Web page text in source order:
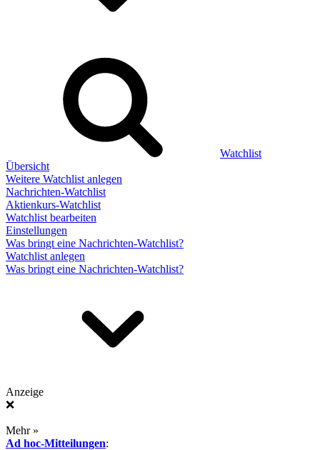
Watchlist
Übersicht
Weitere Watchlist anlegen
Nachrichten-Watchlist
Aktienkurs-Watchlist
Watchlist bearbeiten
Einstellungen
Was bringt eine Nachrichten-Watchlist?
Watchlist anlegen
Was bringt eine Nachrichten-Watchlist?
Anzeige
❌
Mehr »
Ad hoc-Mitteilungen: